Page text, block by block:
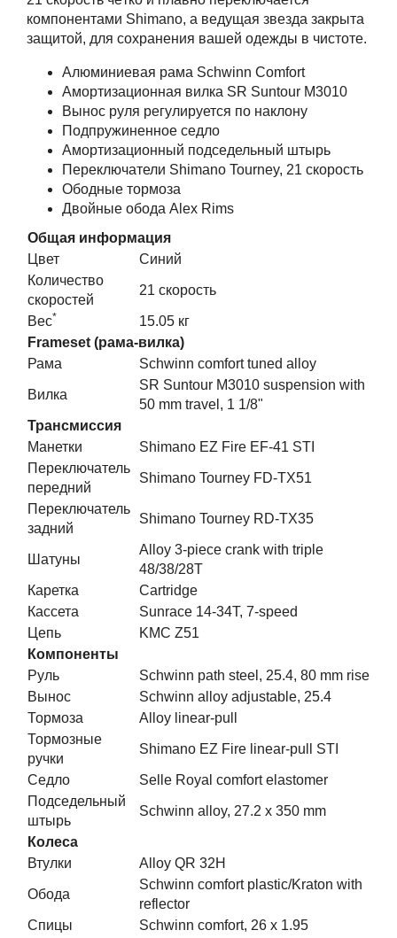
компонентами Shimano, а ведущая звезда закрыта
защитой, для сохранения вашей одежды в чистоте.
Алюминиевая рама Schwinn Comfort
Амортизационная вилка SR Suntour M3010
Вынос руля регулируется по наклону
Подпружиненное седло
Амортизационный подседельный штырь
Переключатели Shimano Tourney, 21 скорость
Ободные тормоза
Двойные обода Alex Rims
Общая информация
Цвет
Синий
Количество
скоростей
21 скорость
Вес*
15.05 кг
Frameset (рама-вилка)
Рама
Schwinn comfort tuned alloy
Вилка
SR Suntour M3010 suspension with
50 mm travel, 1 1/8"
Трансмиссия
Манетки
Shimano EZ Fire EF-41 STI
Переключатель
передний
Shimano Tourney FD-TX51
Переключатель
задний
Shimano Tourney RD-TX35
Шатуны
Alloy 3-piece crank with triple
48/38/28T
Каретка
Cartridge
Кассета
Sunrace 14-34T, 7-speed
Цепь
KMC Z51
Компоненты
Руль
Schwinn path steel, 25.4, 80 mm rise
Вынос
Schwinn alloy adjustable, 25.4
Тормоза
Alloy linear-pull
Тормозные
ручки
Shimano EZ Fire linear-pull STI
Седло
Selle Royal comfort elastomer
Подседельный
штырь
Schwinn alloy, 27.2 x 350 mm
Колеса
Втулки
Alloy QR 32H
Обода
Schwinn comfort plastic/Kraton with
reflector
Спицы
Schwinn comfort, 26 x 1.95